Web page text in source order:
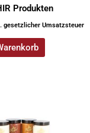
Produkten
gesetzlicher Umsatzsteuer